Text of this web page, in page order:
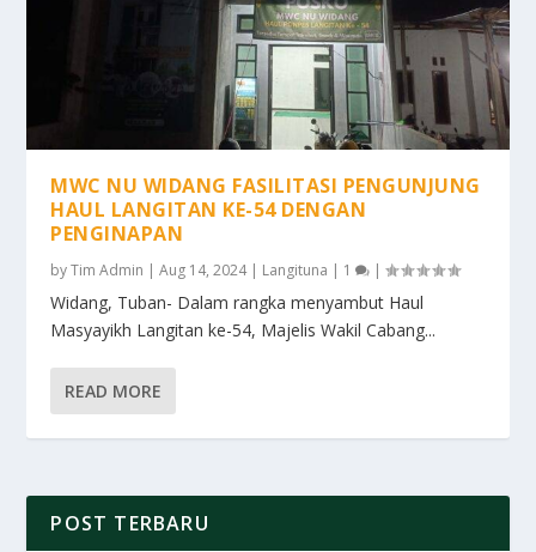
MWC NU WIDANG FASILITASI PENGUNJUNG
HAUL LANGITAN KE-54 DENGAN
PENGINAPAN
byTim Admin |Aug 14, 2024| Langituna | 1 |
Widang, Tuban- Dalam rangka menyambut Haul
Masyayikh Langitan ke-54, Majelis Wakil Cabang...
READ MORE
POST TERBARU